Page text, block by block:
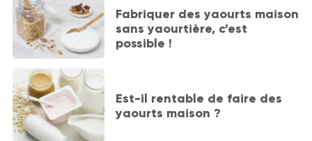
Fabriquer des yaourts maison
sans yaourtière, c’est
possible !
Est-il rentable de faire des
yaourts maison ?